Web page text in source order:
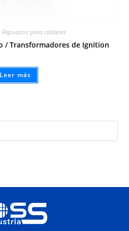
Repuestos para calderas
/ Transformadores de Ignition
Leer más